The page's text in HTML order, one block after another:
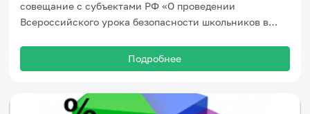
совещание с субъектами РФ «О проведении
Всероссийского урока безопасности школьников в
Подробнее